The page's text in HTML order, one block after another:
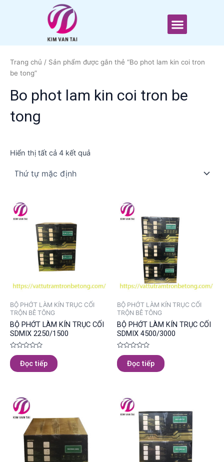
Menu
Trang chủ / Sản phẩm được gắn thẻ “Bo phot lam kin coi tron
be tong”
Bo phot lam kin coi tron be
tong
Hiển thị tất cả 4 kết quả
BỘ PHỚT LÀM KÍN TRỤC CỐI
TRỘN BÊ TÔNG
BỘ PHỚT LÀM KÍN TRỤC CỐI
SDMIX 2250/1500
Được
xếp
hạng
0
Đọc tiếp
BỘ PHỚT LÀM KÍN TRỤC CỐI
TRỘN BÊ TÔNG
BỘ PHỚT LÀM KÍN TRỤC CỐI
SDMIX 4500/3000
Được
xếp
hạng
0
Đọc tiếp